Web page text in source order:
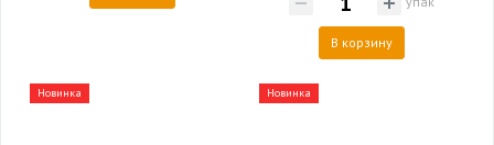
В корзину
Новинка Новинка